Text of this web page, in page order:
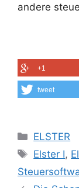
andere
+1
tweet
Kategorien
ELSTER
Elster I,